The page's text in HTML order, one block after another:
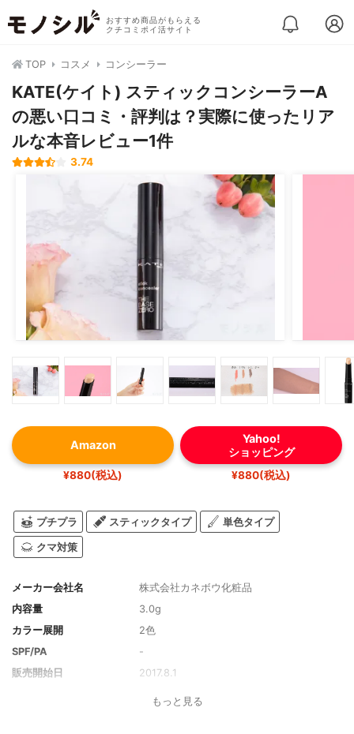
おすすめ商品がもらえる
クチコミポイ活サイト
TOP コスメ コンシーラー
KATE(ケイト) スティックコンシーラーA
の悪い口コミ・評判は？実際に使ったリア
ルな本音レビュー1件
3.74
Amazon
¥880(税込)
Yahoo!
ショッピング
¥880(税込)
プチプラ スティックタイプ 単色タイプ
クマ対策
メーカー会社名
株式会社カネボウ化粧品
内容量
3.0g
カラー展開
2色
SPF/PA
-
販売開始日
2017.8.1
もっと見る